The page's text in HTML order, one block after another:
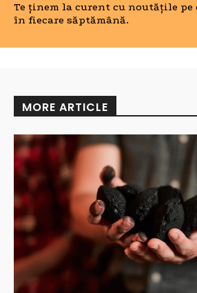
Te ținem la curent cu noutățile pe
în fiecare săptămână.
MORE ARTICLE